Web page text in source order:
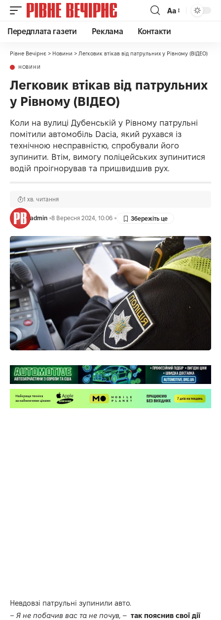
Аа
Передплата газети Реклама Контакти
Рівне Вечірнє > Новини > Легковик втікав від патрульних у Рівному (ВІДЕО)
НОВИНИ
Легковик втікав від патрульних
у Рівному (ВІДЕО)
Коли на вулиці Дубенській у Рівному патрульні
помітили автомобіль Dacia, який рухався із
технічною несправністю, спробували його
зупинити. Втім, вимогу поліцейських зупинитися
водій проігнорував та пришвидшив рух.
admin 8 Вересня 2024, 10:06
1 хв. читання
Невдовзі патрульні зупинили авто.
– Я не побачив вас та не почув, – так пояснив свої дії